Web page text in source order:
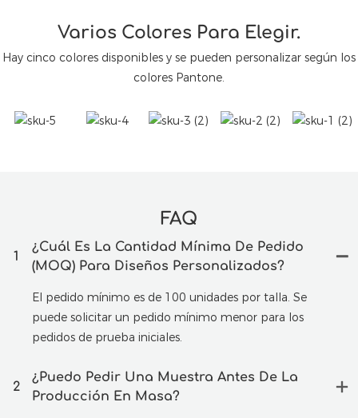
Varios Colores Para Elegir.
Hay cinco colores disponibles y se pueden personalizar según los
colores Pantone.
FAQ
1
¿Cuál Es La Cantidad Mínima De Pedido
(MOQ) Para Diseños Personalizados?
El pedido mínimo es de 100 unidades por talla. Se
puede solicitar un pedido mínimo menor para los
pedidos de prueba iniciales.
2
¿Puedo Pedir Una Muestra Antes De La
Producción En Masa?